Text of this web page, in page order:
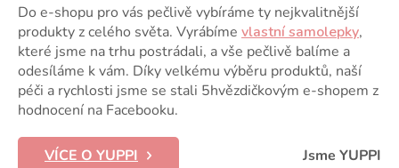
Do e-shopu pro vás pečlivě vybíráme ty nejkvalitnější
produkty z celého světa. Vyrábíme vlastní samolepky,
které jsme na trhu postrádali, a vše pečlivě balíme a
odesíláme k vám. Díky velkému výběru produktů, naší
péči a rychlosti jsme se stali 5hvězdičkovým e-shopem z
hodnocení na Facebooku.
VÍCE O YUPPI Jsme YUPPI